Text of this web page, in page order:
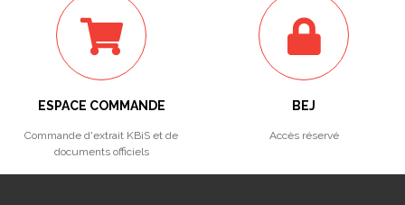
ESPACE COMMANDE
Commande d'extrait KBiS et de
documents officiels
BEJ
Accès réservé